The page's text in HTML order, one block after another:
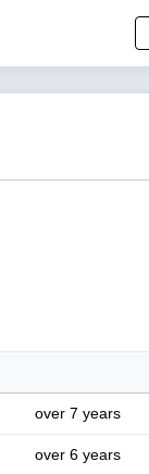
over 7 years
over 6 years